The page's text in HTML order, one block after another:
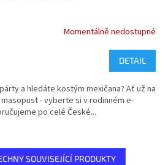
Momentálně nedostupné
DETAIL
a hledáte kostým mexičana? Ať už na
- vyberte si v rodinném e-
po celé České...
SOUVISEJÍCÍ PRODUKTY